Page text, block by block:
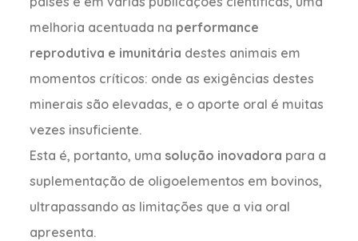
melhoria acentuada na performance
reprodutiva e imunitária destes animais em
momentos críticos: onde as exigências destes
minerais são elevadas, e o aporte oral é muitas
vezes insuficiente.
Esta é, portanto, uma solução inovadora para a
suplementação de oligoelementos em bovinos,
ultrapassando as limitações que a via oral
apresenta.